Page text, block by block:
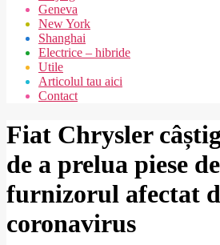
Geneva
New York
Shanghai
Electrice – hibride
Utile
Articolul tau aici
Contact
Fiat Chrysler
de a prelua piese
furnizorul afectat
coronavirus